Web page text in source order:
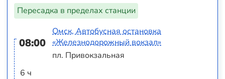
Пересадка в пределах станции
08:00
6 ч
Омск, Автобусная остановка
«Железнодорожный вокзал»
пл. Привокзальная